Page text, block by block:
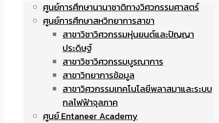
ศูนย์การศึกษานานาชาติทางวิศวกรรมศาสตร์
ศูนย์การศึกษาสหวิทยาการสาขา
สาขาวิชาวิศวกรรมหุ่นยนต์และปัญญา
ประดิษฐ์
สาขาวิชาวิศวกรรมบูรณาการ
สาขาวิทยาการข้อมูล
สาขาวิศวกรรมเทคโนโลยีพลาสมาและระบบ
กลไฟฟ้าจุลภาค
ศูนย์ Entaneer Academy